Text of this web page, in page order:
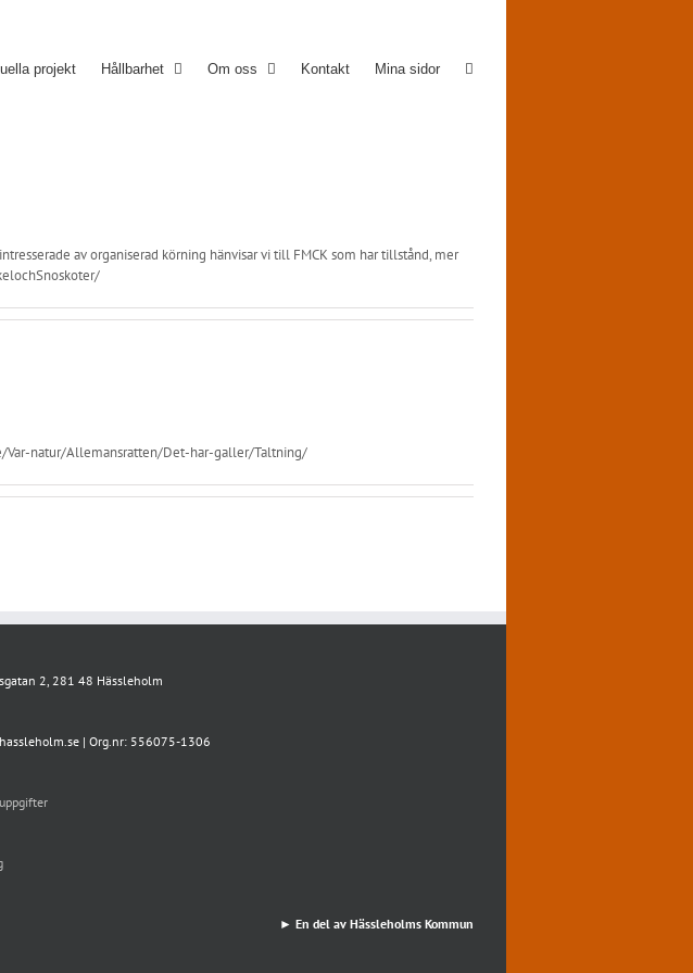
projekt Hållbarhet Om oss Kontakt Mina sidor
av organiserad körning hänvisar vi till FMCK som har tillstånd, mer
Var-natur/Allemansratten/Det-har-galler/Taltning/
2, 281 48 Hässleholm
| Org.nr: 556075-1306
► En del av Hässleholms Kommun